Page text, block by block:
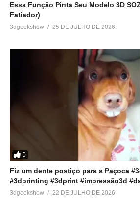
Essa Função Pinta Seu Modelo 3D
Fatiador)
3dgeekshow 25 DE JULHO DE 2026
0
Fiz um dente postiço para a Paçoca
#3dprinting #3dprint #impressão3d
3dgeekshow 22 DE JULHO DE 2026